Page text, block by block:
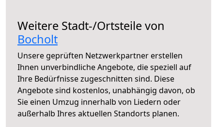
Weitere Stadt-/Ortsteile von
Bocholt
Unsere geprüften Netzwerkpartner erstellen
Ihnen unverbindliche Angebote, die speziell auf
Ihre Bedürfnisse zugeschnitten sind. Diese
Angebote sind kostenlos, unabhängig davon, ob
Sie einen Umzug innerhalb von Liedern oder
außerhalb Ihres aktuellen Standorts planen.